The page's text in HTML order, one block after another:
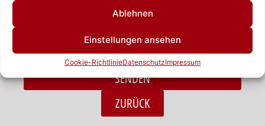
Ablehnen
Einstellungen ansehen
Cookie-RichtlinieDatenschutzImpressum
Ich habe die Datenschutzerklärung zur Kenntnis
genommen.*
SENDEN
ZURÜCK